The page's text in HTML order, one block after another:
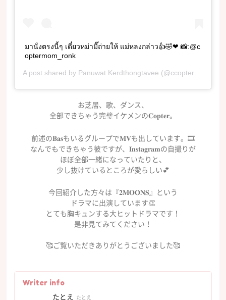
มานั่งตรงนี้ๆ เดี๋ยวหม่ามี๊ถ่ายให้ แม่หลงกล่าว👍🤣❤ 📸:@c
optermom_ronk
A post shared by Panuwat Kerdthongtavee (@ccopter) on
お芝居、歌、ダンス、
全部できちゃう完璧イケメンの𝐂𝐨𝐩𝐭𝐞𝐫。
前述の𝐁𝐚𝐬もいるグループで𝐌𝐕も出しています。🎞
なんでもできちゃう彼ですが、𝐈𝐧𝐬𝐭𝐚𝐠𝐫𝐚𝐦の自撮りが
ほぼ全部一緒になっていたりと、
少し抜けているところが愛らしい💕
今回紹介した方々は『𝟐𝐌𝐎𝐎𝐍𝐒』という
ドラマに出演しています👏
とても胸キュンする大ヒットドラマです！
是非見てみてください！
🥰ご覧いただきありがとうございました🥰
Writer info
たとえ
たとえ